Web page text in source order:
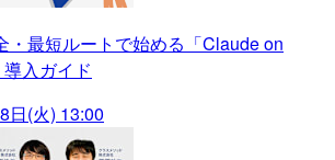
・最短ルートで始める「Claude on
入ガイド
日(火) 13:00